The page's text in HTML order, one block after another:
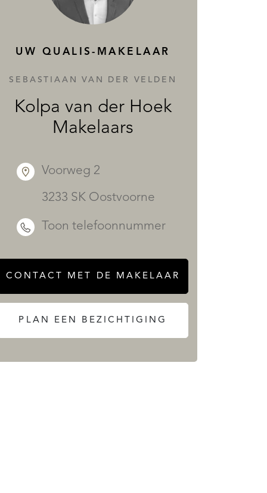
UW QUALIS-MAKELAAR
SEBASTIAAN VAN DER VELDEN
Kolpa van der Hoek
Makelaars
Voorweg 2
3233 SK Oostvoorne
Toon telefoonnummer
CONTACT MET DE MAKELAAR
PLAN EEN BEZICHTIGING